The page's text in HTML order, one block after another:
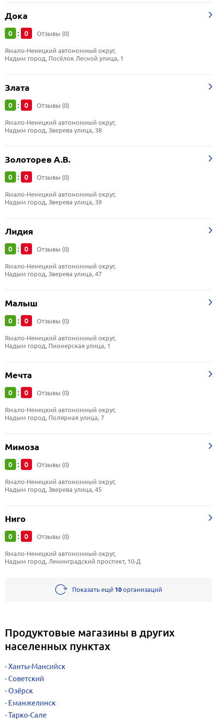
Дока
0 : 0 Отзывы (0)
Ямало-Ненецкий автономный округ,
Надым город, Посёлок Лесной улица, 1
Злата
0 : 0 Отзывы (0)
Ямало-Ненецкий автономный округ,
Надым город, Зверева улица, 38
Золоторев А.В.
0 : 0 Отзывы (0)
Ямало-Ненецкий автономный округ,
Надым город, Зверева улица, 39
Лидия
0 : 0 Отзывы (0)
Ямало-Ненецкий автономный округ,
Надым город, Зверева улица, 47
Малыш
0 : 0 Отзывы (0)
Ямало-Ненецкий автономный округ,
Надым город, Пионерская улица, 1
Мечта
0 : 0 Отзывы (0)
Ямало-Ненецкий автономный округ,
Надым город, Полярная улица, 7
Мимоза
0 : 0 Отзывы (0)
Ямало-Ненецкий автономный округ,
Надым город, Зверева улица, 45
Ниго
0 : 0 Отзывы (0)
Ямало-Ненецкий автономный округ,
Надым город, Ленинградский проспект, 10-Д
Показать ещё 10организаций
Продуктовые магазины в других
населенных пунктах
Ханты-Мансийск
Советский
Озёрск
Еманжелинск
Тарко-Сале